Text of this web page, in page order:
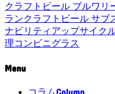
クラフトビール ブルワリ
ランクラフトビール サブ
ナビリティ アップサイク
理コンビニグラス
Menu
コラムColumn